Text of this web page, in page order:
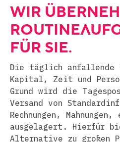
WIR
FÜR SIE.
Die täglich anfallende
Kapital, Zeit und
Grund wird die
Versand von
Rechnungen,
ausgelagert. Hierfür
Alternative zu großen